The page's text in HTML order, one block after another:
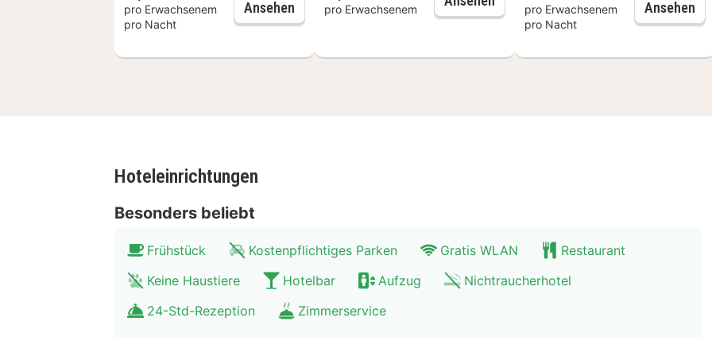
entspannen und ein Stück Groninger Torte genießen.
pro Erwachsenem
pro Erwachsenem
pro Nacht
Ansehen
pro Erwachsenem
pro Nacht
Ansehen Frühstück
Hoteleinrichtungen
Besonders beliebt
Frühstück Kostenpflichtiges Parken Gratis WLAN
Restaurant
Keine Haustiere
Hotelbar Aufzug
Nichtraucherhotel
24-Std-Rezeption
Zimmerservice